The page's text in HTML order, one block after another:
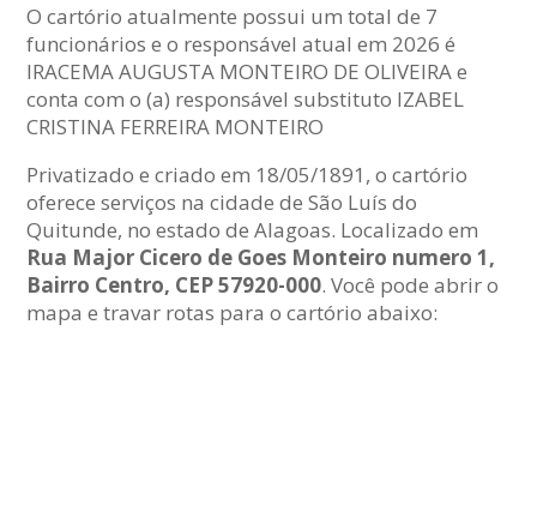
O cartório atualmente possui um total de 7
funcionários e o responsável atual em 2026 é
IRACEMA AUGUSTA MONTEIRO DE OLIVEIRA e
conta com o (a) responsável substituto IZABEL
CRISTINA FERREIRA MONTEIRO
Privatizado e criado em 18/05/1891, o cartório
oferece serviços na cidade de São Luís do
Quitunde, no estado de Alagoas. Localizado em
Rua Major Cicero de Goes Monteiro numero 1,
Bairro Centro, CEP 57920-000. Você pode abrir o
mapa e travar rotas para o cartório abaixo: